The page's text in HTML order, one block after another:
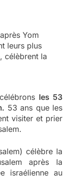
Yom
leurs plus
célèbrent la
les 53
53 ans que les
visiter et prier
célèbre la
après la
israélienne au